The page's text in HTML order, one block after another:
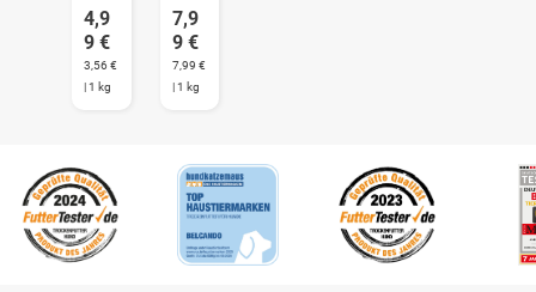
4,9
9 €
3,56 €
| 1 kg
7,9
9 €
7,99 €
| 1 kg